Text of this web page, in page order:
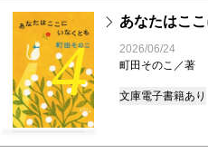
4
あなたはこ
2026/06/24
町田そのこ／著
文庫電子書籍あり